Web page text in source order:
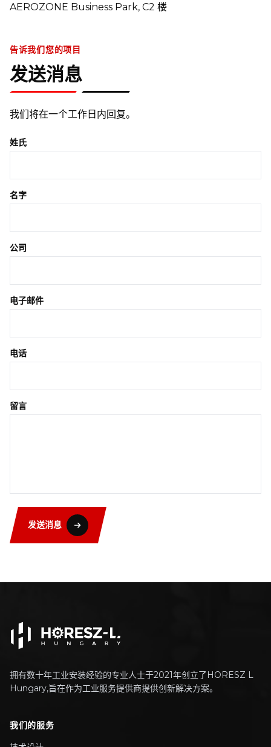
AEROZONE Business Park, C2 楼
告诉我们您的项目
发送消息
我们将在一个工作日内回复。
姓氏
名字
公司
电子邮件
电话
留言
发送消息
拥有数十年工业安装经验的专业人士于2021年创立了HORESZ L
Hungary,旨在作为工业服务提供商提供创新解决方案。
我们的服务